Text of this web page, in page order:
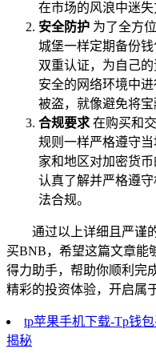
在市场的风浪中迷失
安全防护 为了全方
城堡一样定期备份
双重认证，为自己
安全的网络环境中
被盗，就像避免将宝
合规要求 在购买和
规则一样严格遵守
家和地区对加密货
认真了解并严格遵
法合规。
通过以上详细且严谨
买BNB，希望这篇文章能
得力助手，帮助你顺利完
精彩的投资体验，开启属
tp苹果手机下载-Tp钱
揭秘